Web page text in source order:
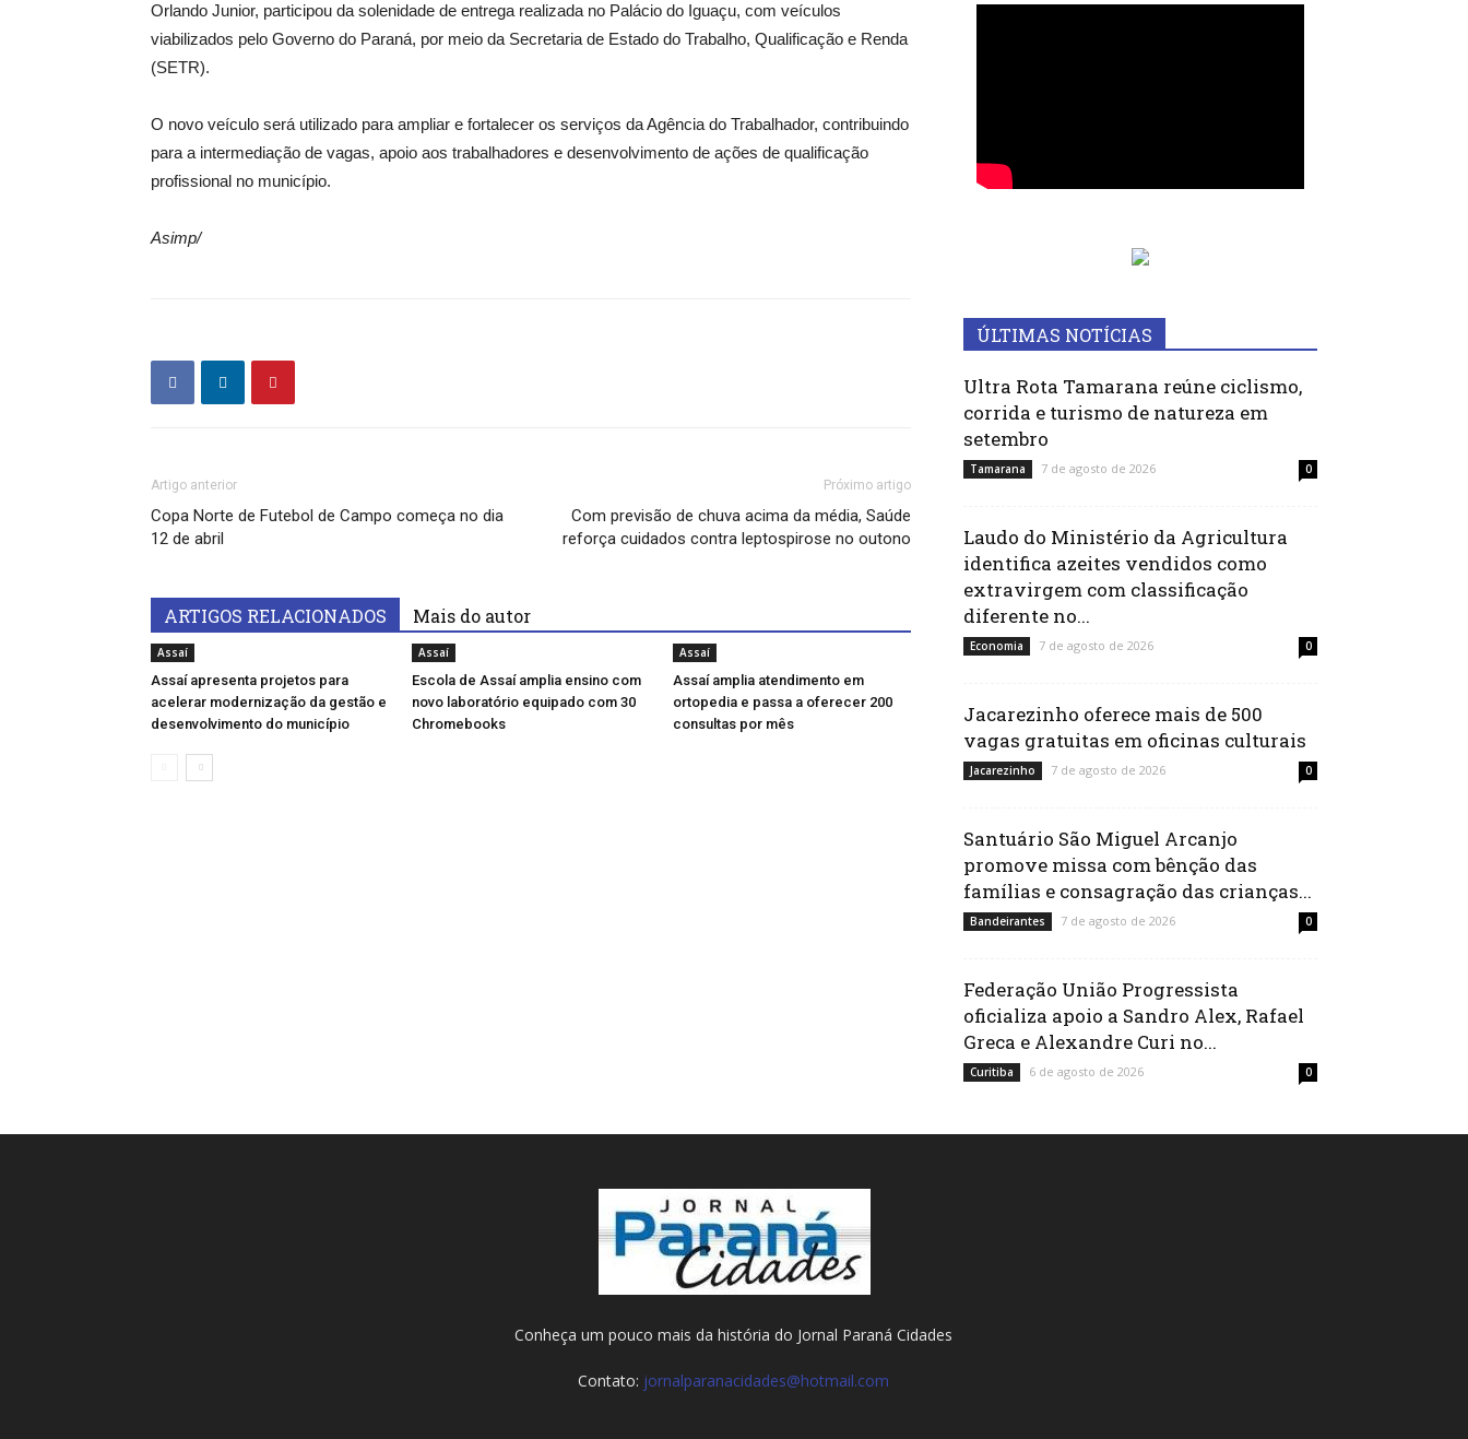
Orlando Junior, participou da solenidade de entrega realizada no Palácio do Iguaçu, com veículos
viabilizados pelo Governo do Paraná, por meio da Secretaria de Estado do Trabalho, Qualificação e Renda
(SETR).
O novo veículo será utilizado para ampliar e fortalecer os serviços da Agência do Trabalhador, contribuindo
para a intermediação de vagas, apoio aos trabalhadores e desenvolvimento de ações de qualificação
profissional no município.
Asimp/
Artigo anterior
Copa Norte de Futebol de Campo começa no dia
12 de abril
Próximo artigo
Com previsão de chuva acima da média, Saúde
reforça cuidados contra leptospirose no outono
ARTIGOS RELACIONADOS Mais do autor
Assaí
Assaí apresenta projetos para
acelerar modernização da gestão e
desenvolvimento do município
Assaí
Escola de Assaí amplia ensino com
novo laboratório equipado com 30
Chromebooks
Assaí
Assaí amplia atendimento em
ortopedia e passa a oferecer 200
consultas por mês
ÚLTIMAS NOTÍCIAS
Ultra Rota Tamarana reúne ciclismo,
corrida e turismo de natureza em
setembro
Tamarana 7 de agosto de 2026 0
Laudo do Ministério da Agricultura
identifica azeites vendidos como
extravirgem com classificação
diferente no...
Economia 7 de agosto de 2026 0
Jacarezinho oferece mais de 500
vagas gratuitas em oficinas culturais
Jacarezinho 7 de agosto de 2026 0
Santuário São Miguel Arcanjo
promove missa com bênção das
famílias e consagração das crianças...
Bandeirantes 7 de agosto de 2026 0
Federação União Progressista
oficializa apoio a Sandro Alex, Rafael
Greca e Alexandre Curi no...
Curitiba 6 de agosto de 2026 0
Conheça um pouco mais da história do Jornal Paraná Cidades
Contato: jornalparanacidades@hotmail.com